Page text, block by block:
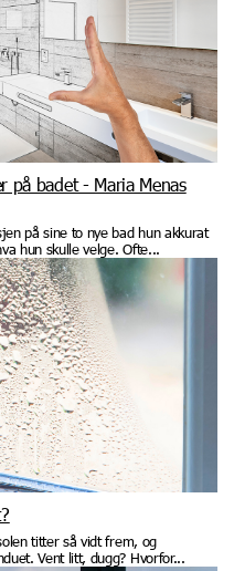
på badet - Maria Menas
på sine to nye bad hun akkurat
hun skulle velge. Ofte...
titter så vidt frem, og
Vent litt, dugg? Hvorfor...